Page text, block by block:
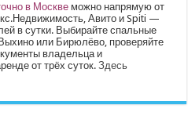
в Москве можно напрямую от
Авито и Spiti —
в сутки. Выбирайте спальные
или Бирюлёво, проверяйте
владельца и
от трёх суток.Здесь